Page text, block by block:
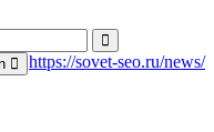
https://sovet-seo.ru/news/